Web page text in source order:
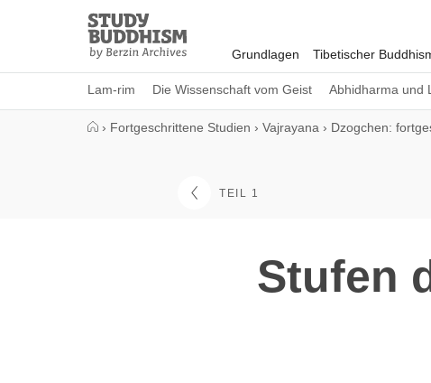
Study
Buddhism
Home
Grundlagen Tibetischer
Lam-rim Die Wissenschaft vom Geist Abhidharma und
› Fortgeschrittene Studien › Vajrayana › Dzogchen:
TEIL 1
Stufen